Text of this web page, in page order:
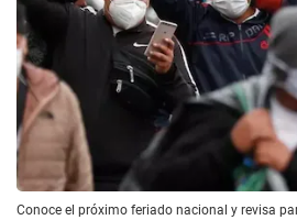
Conoce el próximo feriado nacional y revisa